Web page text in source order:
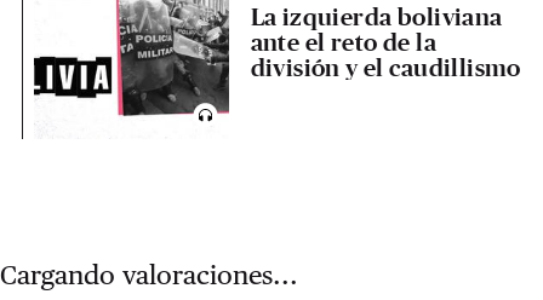
La izquierda boliviana
ante el reto de la
división y el caudillismo
Cargando valoraciones...